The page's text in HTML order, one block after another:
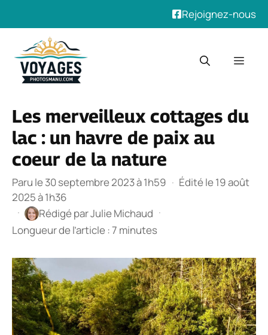
Rejoignez-nous
contenu
Les merveilleux cottages du
lac : un havre de paix au
coeur de la nature
Paru le 30 septembre 2023 à 1h59 · Édité le 19 août
2025 à 1h36
·
Rédigé parJulie Michaud ·
Longueur de l’article : 7 minutes